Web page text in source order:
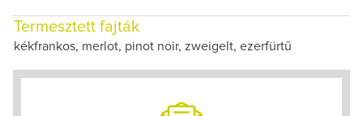
Termesztett fajták
kékfrankos, merlot, pinot noir, zweigelt, ezerfürtű